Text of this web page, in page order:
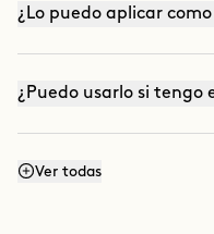
¿Lo puedo aplicar
¿Puedo usarlo si tengo
¿Cómo refresco los rizos?
Ver todas